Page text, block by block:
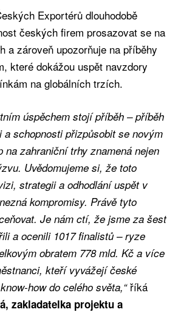
Exportérů dlouhodobě
českých firem prosazovat se na
a zároveň upozorňuje na příběhy
které dokážou uspět navzdory
na globálních trzích.
úspěchem stojí příběh – příběh
a schopnosti přizpůsobit se novým
na zahraniční trhy znamená nejen
Uvědomujeme si, že toto
strategii a odhodlání uspět v
kompromisy. Právě tyto
Je nám ctí, že jsme za šest
a ocenili 1017 finalistů – ryze
obratem 778 mld. Kč a více
kteří vyvážejí české
how do celého světa,“říká
zakladatelka projektu a